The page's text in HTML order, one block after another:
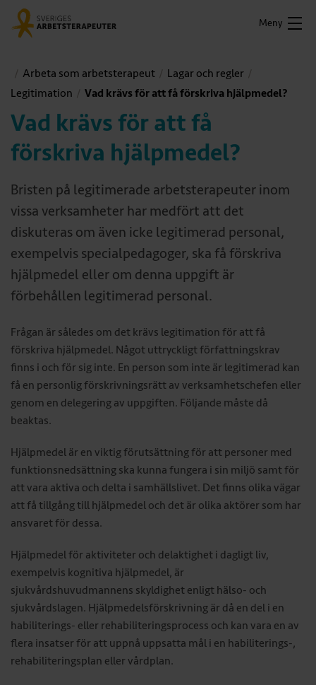
Meny
Arbeta som arbetsterapeut
Lagar och regler
Legitimation
Vad krävs för att få förskriva hjälpmedel?
Vad krävs för att få
förskriva hjälpmedel?
Bristen på legitimerade arbetsterapeuter inom
vissa verksamheter har medfört att det
diskuteras om även icke legitimerad personal,
exempelvis specialpedagoger, ska få förskriva
hjälpmedel eller om denna uppgift är
förbehållen legitimerad personal.
Frågan är således om det krävs legitimation för att få
förskriva hjälpmedel. Något uttryckligt författningskrav
finns i och för sig inte. En person som inte är legitimerad kan
få en personlig förskrivningsrätt av verksamhetschefen eller
genom en delegering av uppgiften. Följande måste då
beaktas.
Hjälpmedel är en viktig förutsättning för att personer med
funktionsnedsättning ska kunna fungera i sin miljö samt för
att vara aktiva och delta i samhällslivet. Det finns olika vägar
att få tillgång till hjälpmedel och det är olika aktörer som har
ansvaret för dessa.
Hjälpmedel för aktiviteter och delaktighet i dagligt liv,
exempelvis kognitiva hjälpmedel, är
sjukvårdshuvudmannens skyldighet enligt hälso- och
sjukvårdslagen. Hjälpmedelsförskrivning är då en del i en
habiliterings- eller rehabiliteringsprocess och kan vara en av
flera insatser för att uppnå uppsatta mål i en habiliterings-,
rehabiliteringsplan eller vårdplan.